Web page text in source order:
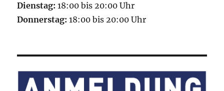
Dienstag: 18:00 bis 20:00 Uhr
Donnerstag: 18:00 bis 20:00 Uhr